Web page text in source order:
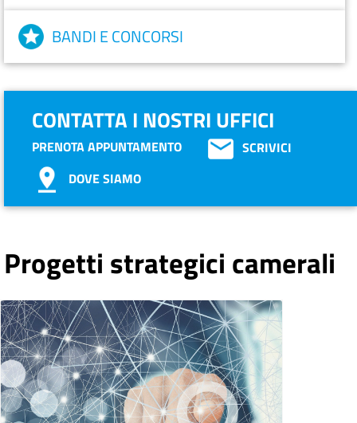
BANDI E CONCORSI
CONTATTA I NOSTRI UFFICI
PRENOTA APPUNTAMENTO
SCRIVICI
DOVE SIAMO
Progetti strategici camerali